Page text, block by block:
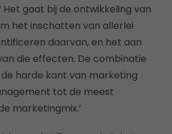
Het gaat bij de ontwikkeling van
het inschatten van allerlei
daarvan, en het aan
die effecten. De combinatie
harde kant van marketing
tot de meest
marketingmix.’